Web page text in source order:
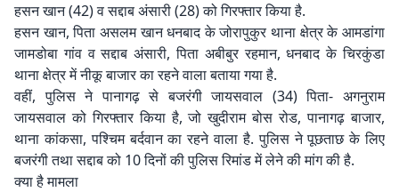
हसन खान (42) व सद्दाब अंसारी (28) को गिरफ्तार किया है.
हसन खान, पिता असलम खान धनबाद के जोरापुकुर थाना क्षेत्र के आमडांगा
जामडोबा गांव व सद्दाब अंसारी, पिता अबीबुर रहमान, धनबाद के चिरकुंडा
थाना क्षेत्र में नीकू बाजार का रहने वाला बताया गया है.
वहीं, पुलिस ने पानागढ़ से बजरंगी जायसवाल (34) पिता- अगनुराम
जायसवाल को गिरफ्तार किया है, जो खुदीराम बोस रोड, पानागढ़ बाजार,
थाना कांकसा, पश्चिम बर्दवान का रहने वाला है. पुलिस ने पूछताछ के लिए
बजरंगी तथा सद्दाब को 10 दिनों की पुलिस रिमांड में लेने की मांग की है.
क्या है मामला